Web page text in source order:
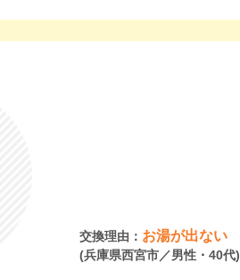
交換理由： お湯が出ない
(兵庫県西宮市／男性・40代)